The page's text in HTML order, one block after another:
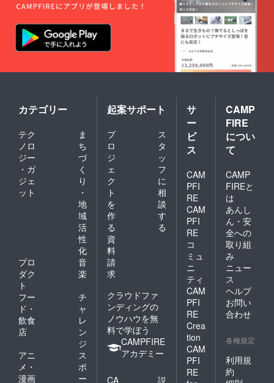
カテゴリー
テク
ノロ
ジー
・ガ
ジェ
ット
ま
ち
づ
く
り
・
地
域
活
性
化
プロ
ダク
ト
音
楽
フー
ド・
飲食
店
チ
ャ
レ
ン
ジ
アニ
メ・
漫画
ス
ポ
ー
起案サポート
プ
ロ
ジ
ェ
ク
ト
を
作
る
ス
タ
ッ
フ
に
相
談
す
る
資
料
請
求
クラウドファ
ンディングの
ノウハウを無
料で学ぼう
CAMPFIRE
アカデミー
CA
説
サ
ー
ビ
ス
CAM
PFI
RE
CAM
PFI
RE
コ
ミュ
ニ
ティ
CAM
PFI
RE
Crea
tion
CAM
PFI
RE
CAMP
FIRE
につい
て
CAMP
FIREと
は
あんし
ん・安
全への
取り組
み
ニュー
ス
ヘルプ
お問い
合わせ
各種規定
利用規
約